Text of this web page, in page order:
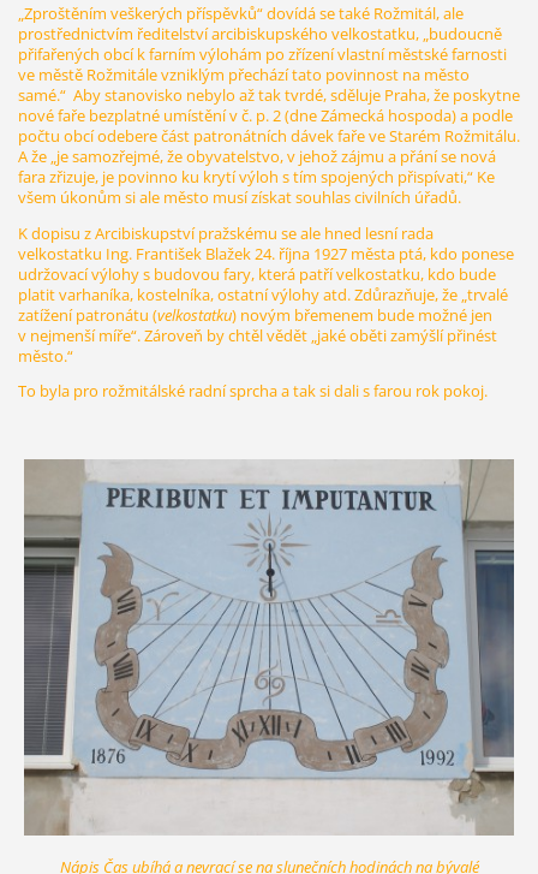
„Zproštěním veškerých příspěvků“ dovídá se také Rožmitál, ale
prostřednictvím ředitelství arcibiskupského velkostatku, „budoucně
přifařených obcí k farním výlohám po zřízení vlastní městské farnosti
ve městě Rožmitále vzniklým přechází tato povinnost na město
samé.“ Aby stanovisko nebylo až tak tvrdé, sděluje Praha, že poskytne
nové faře bezplatné umístění v č. p. 2 (dne Zámecká hospoda) a podle
počtu obcí odebere část patronátních dávek faře ve Starém Rožmitálu.
A že „je samozřejmé, že obyvatelstvo, v jehož zájmu a přání se nová
fara zřizuje, je povinno ku krytí výloh s tím spojených přispívati,“ Ke
všem úkonům si ale město musí získat souhlas civilních úřadů.
K dopisu z Arcibiskupství pražskému se ale hned lesní rada
velkostatku Ing. František Blažek 24. října 1927 města ptá, kdo ponese
udržovací výlohy s budovou fary, která patří velkostatku, kdo bude
platit varhaníka, kostelníka, ostatní výlohy atd. Zdůrazňuje, že „trvalé
zatížení patronátu (velkostatku) novým břemenem bude možné jen
v nejmenší míře“. Zároveň by chtěl vědět „jaké oběti zamýšlí přinést
město.“
To byla pro rožmitálské radní sprcha a tak si dali s farou rok pokoj.
Nápis Čas ubíhá a nevrací se na slunečních hodinách na bývalé